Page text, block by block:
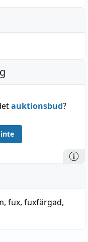
auktionsbud?
, fux, fuxfärgad,